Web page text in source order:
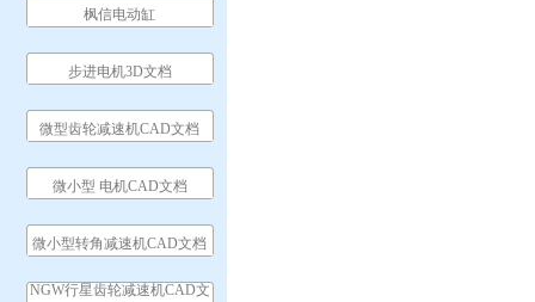
枫信电动缸
步进电机3D文档
微型齿轮减速机CAD文档
微小型 电机CAD文档
微小型转角减速机CAD文档
NGW行星齿轮减速机CAD文